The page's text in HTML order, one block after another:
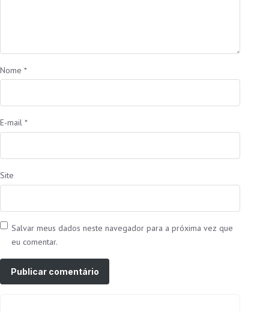
Nome *
E-mail *
Site
Salvar meus dados neste navegador para a próxima vez que
eu comentar.